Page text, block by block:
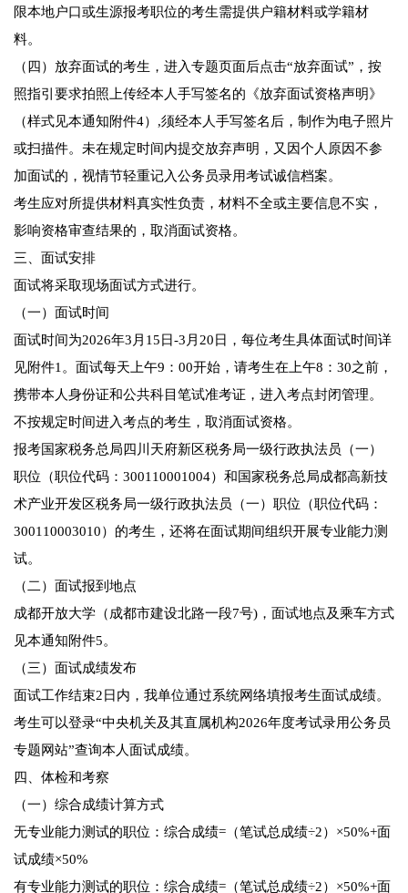
限本地户口或生源报考职位的考生需提供户籍材料或学籍材
料。
（四）放弃面试的考生，进入专题页面后点击“放弃面试”，按
照指引要求拍照上传经本人手写签名的《放弃面试资格声明》
（样式见本通知附件4）,须经本人手写签名后，制作为电子照片
或扫描件。未在规定时间内提交放弃声明，又因个人原因不参
加面试的，视情节轻重记入公务员录用考试诚信档案。
考生应对所提供材料真实性负责，材料不全或主要信息不实，
影响资格审查结果的，取消面试资格。
三、面试安排
面试将采取现场面试方式进行。
（一）面试时间
面试时间为2026年3月15日-3月20日，每位考生具体面试时间详
见附件1。面试每天上午9：00开始，请考生在上午8：30之前，
携带本人身份证和公共科目笔试准考证，进入考点封闭管理。
不按规定时间进入考点的考生，取消面试资格。
报考国家税务总局四川天府新区税务局一级行政执法员（一）
职位（职位代码：300110001004）和国家税务总局成都高新技
术产业开发区税务局一级行政执法员（一）职位（职位代码：
300110003010）的考生，还将在面试期间组织开展专业能力测
试。
（二）面试报到地点
成都开放大学（成都市建设北路一段7号)，面试地点及乘车方式
见本通知附件5。
（三）面试成绩发布
面试工作结束2日内，我单位通过系统网络填报考生面试成绩。
考生可以登录“中央机关及其直属机构2026年度考试录用公务员
专题网站”查询本人面试成绩。
四、体检和考察
（一）综合成绩计算方式
无专业能力测试的职位：综合成绩=（笔试总成绩÷2）×50%+面
试成绩×50%
有专业能力测试的职位：综合成绩=（笔试总成绩÷2）×50%+面